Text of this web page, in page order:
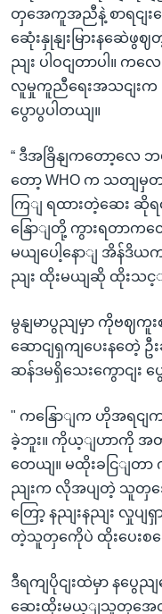
တှအေကူအညီနဲ့ စာရငျး
ဆေုံးနှုနျးမြားနဆေဲဖွ
ညျး ပါဝငျတာပါ။
လူမှုကူညီရေးအသငျးက
ပွောပွပါတယျ။
“ ဒီအခြိနျကတော့လေ
တော့ WHO က သတျမှတ
ကြျ ရထားတဲ့ဆေး ဆိုရ
နြောျတို့ ကွားရတာကတ
မယျပေါ့နောျ အိန်ဒိယ
ညျး ထိုးမယျဆို ထိုးသင့ျ
မွနျမာပွညျမှာ ကိုဗဈ
ဆောငျရှကျပေးနတေဲ့
ဆန်ဒမရှိသေးကွောငျး ပွ
" ကနြောျက ဟိုအရငျ
ခဲ့ဘူး။ ကိုယ့ျဟာကို အတတ
တေယျ။ မထိုးခငြျတ
ညျးက လိုအပျတဲ့ သူတှအ
တြော့ နညျးနညျး လှုပ
တဲ့သူတှကေိုပဲ ထိုးပေးစခ
ဒီရကျပိုငျးထဲမှာ နပွေ
ဆေးထိုးမယ့ျသူတှအေတှ